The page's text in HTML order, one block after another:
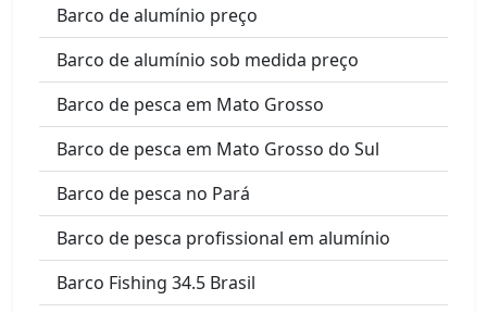
Barco de alumínio preço
Barco de alumínio sob medida preço
Barco de pesca em Mato Grosso
Barco de pesca em Mato Grosso do Sul
Barco de pesca no Pará
Barco de pesca profissional em alumínio
Barco Fishing 34.5 Brasil